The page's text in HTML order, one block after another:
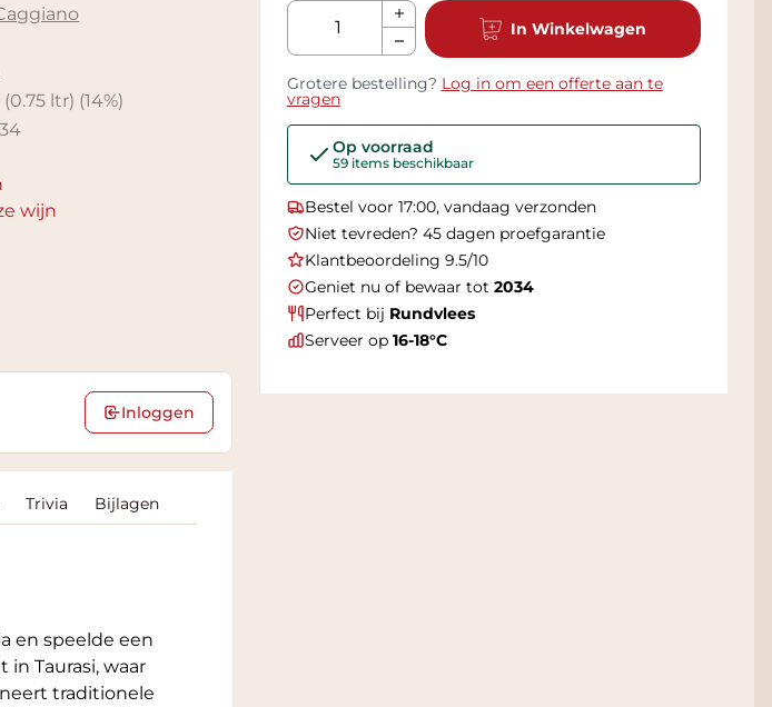
ltr) (14%)
wijn
Aantal
In Winkelwagen
Grotere bestelling? Log in om een offerte aan te
vragen
Op voorraad
59 items beschikbaar
Bestel voor 17:00, vandaag verzonden
Niet tevreden? 45 dagen proefgarantie
Klantbeoordeling 9.5/10
Geniet nu of bewaar tot 2034
Perfect bij Rundvlees
Serveer op 16-18°C
Inloggen
Trivia Bijlagen
en speelde een
Taurasi, waar
traditionele